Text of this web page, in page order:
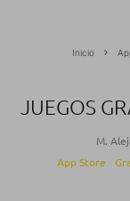
Inicio
JUEGOS
M.
App Store